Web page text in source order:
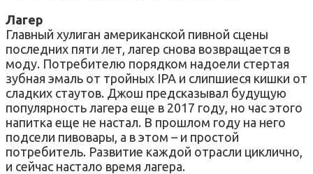
Лагер
Главный хулиган американской пивной сцены
последних пяти лет, лагер снова возвращается в
моду. Потребителю порядком надоели стертая
зубная эмаль от тройных IPA и слипшиеся кишки от
сладких стаутов. Джош предсказывал будущую
популярность лагера еще в 2017 году, но час этого
напитка еще не настал. В прошлом году на него
подсели пивовары, а в этом – и простой
потребитель. Развитие каждой отрасли циклично,
и сейчас настало время лагера.